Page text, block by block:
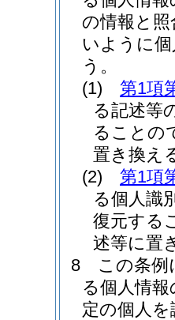
の情報と
いように
う。
(1)
第1項
る記述等
ることの
置き換え
(2)
第1項
る個人識
復元する
述等に置
8
この条例
る個人情
定の個人